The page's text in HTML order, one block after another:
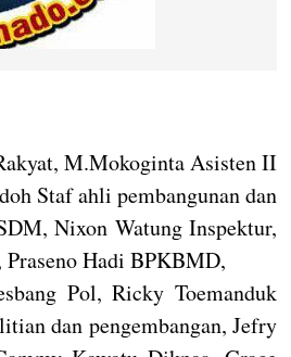
M.Mokoginta Asisten II
Staf ahli pembangunan dan
Nixon Watung Inspektur,
Hadi BPKBMD,
Pol, Ricky Toemanduk
dan pengembangan, Jefry